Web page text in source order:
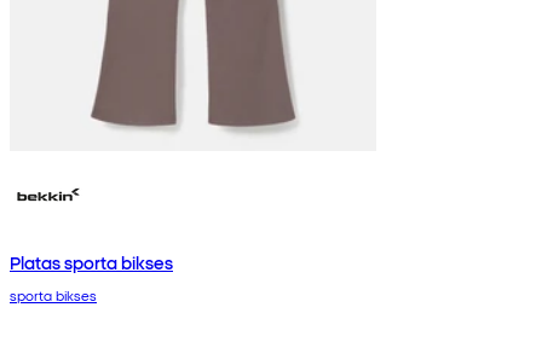
Platas sporta bikses
sporta bikses